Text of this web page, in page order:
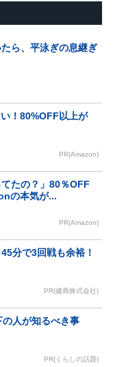
たら、平泳ぎの息継ぎ
！80%OFF以上が
PR(Amazon)
てたの？」80％OFF
の本気が...
PR(Amazon)
分で3回戦も余裕！
PR(健商株式会社)
人が知るべき事
PR(くらしの話題)